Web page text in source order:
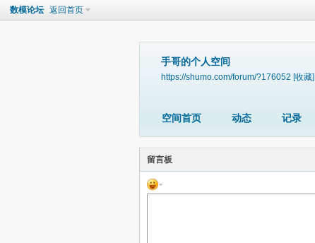
数模论坛 返回首页
手哥的个人空间
https://shumo.com/forum/?176052 [收藏]
空间首页 动态 记录
留言板